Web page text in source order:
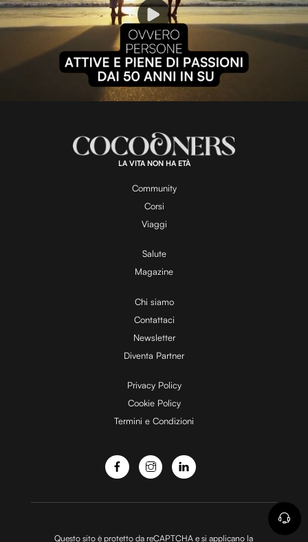
P
l
a
y
V
i
d
e
o
L
:
1
0
0
.
0
LA VITA NON HA ETÀ
Community
Corsi
Viaggi
Salute
Magazine
Chi siamo
Contattaci
Newsletter
Diventa Partner
Privacy Policy
Cookie Policy
Termini e Condizioni
Questo sito è protetto da reCAPTCHA e si applicano la